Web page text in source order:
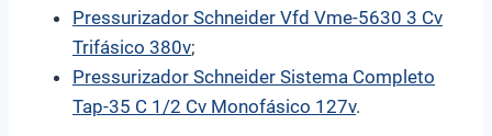
Pressurizador Schneider Vfd Vme-5630 3 Cv
Trifásico 380v;
Pressurizador Schneider Sistema Completo
Tap-35 C 1/2 Cv Monofásico 127v.